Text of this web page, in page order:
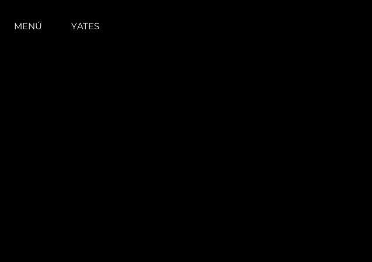
MENÚ YATES